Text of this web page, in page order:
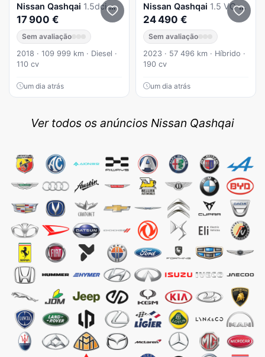
Nissan Qashqai 1.5dci N-Connecta J1
17 900 €
Sem avaliação
2018 · 109 999 km · Diesel ·
110 cv
um dia atrás
Nissan Qashqai 1.5 VC-T e-POWER
24 490 €
Sem avaliação
2023 · 57 496 km · Híbrido ·
190 cv
um dia atrás
Ver todos os anúncios Nissan Qashqai